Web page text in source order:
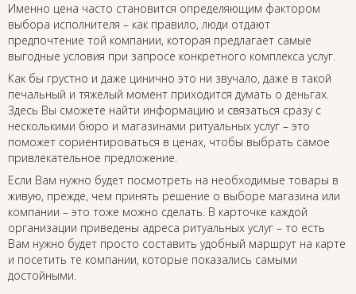
Именно цена часто становится определяющим фактором
выбора исполнителя – как правило, люди отдают
предпочтение той компании, которая предлагает самые
выгодные условия при запросе конкретного комплекса услуг.
Как бы грустно и даже цинично это ни звучало, даже в такой
печальный и тяжелый момент приходится думать о деньгах.
Здесь Вы сможете найти информацию и связаться сразу с
несколькими бюро и магазинами ритуальных услуг – это
поможет сориентироваться в ценах, чтобы выбрать самое
привлекательное предложение.
Если Вам нужно будет посмотреть на необходимые товары в
живую, прежде, чем принять решение о выборе магазина или
компании – это тоже можно сделать. В карточке каждой
организации приведены адреса ритуальных услуг – то есть
Вам нужно будет просто составить удобный маршрут на карте
и посетить те компании, которые показались самыми
достойными.